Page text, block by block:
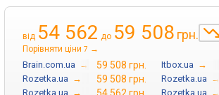
від 54 562 до 59 508 грн.
Порівняти ціни 7 →
Brain.com.ua → 59 508 грн. Itbox.ua →
Rozetka.ua → 59 508 грн. Rozetka.ua →
Rozetka.ua → Rozetka.ua →